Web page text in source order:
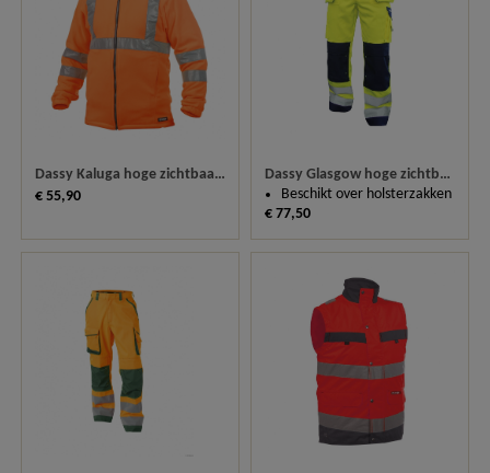
Dassy Kaluga hoge zichtbaarheidsfleecevest 300247
€ 55,90
Dassy Glasgow hoge zichtbaarheidswerkbroek met kniestukken 200899
Beschikt over holsterzakken
€ 77,50